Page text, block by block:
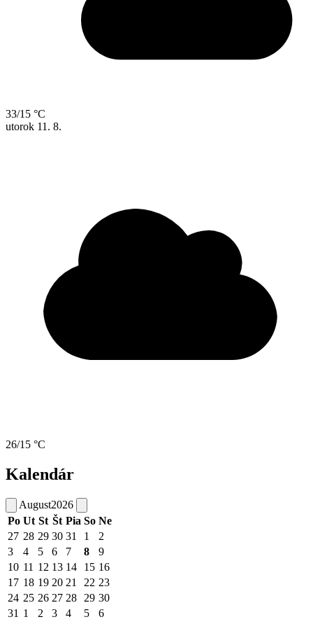
33/15 °C
utorok 11. 8.
26/15 °C
Kalendár
August2026
Po Ut St Št Pia So Ne
27 28 29 30 31 1
2
3
4 5 6 7 8
9
10 11 12 13 14 15 16
17 18 19 20 21 22 23
24 25 26 27 28 29 30
31 1 2 3 4 5 6